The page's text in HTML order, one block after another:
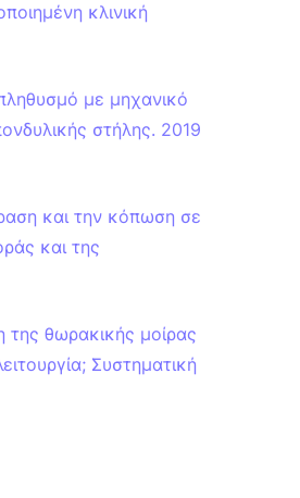
κλινική
με μηχανικό
στήλης. 2019
και την κόπωση σε
και της
της θωρακικής μοίρας
Συστηματική